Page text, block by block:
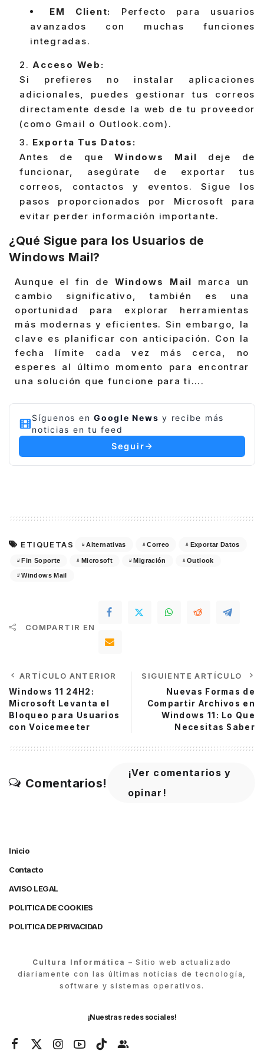
EM Client:
Perfecto para usuarios
avanzados con muchas funciones
integradas.
Acceso Web:
Si prefieres no instalar aplicaciones
adicionales, puedes gestionar tus correos
directamente desde la web de tu proveedor
(como Gmail o Outlook.com).
Exporta Tus Datos:
Antes de queWindows Mail deje de
funcionar, asegúrate de exportar tus
correos, contactos y eventos. Sigue los
pasos proporcionados por Microsoft para
evitar perder información importante.
¿Qué Sigue para los Usuarios de
Windows Mail?
Aunque el fin de Windows Mail marca un
cambio significativo, también es una
oportunidad para explorar herramientas
más modernas y eficientes. Sin embargo, la
clave es planificar con anticipación. Con la
fecha límite cada vez más cerca, no
esperes al último momento para encontrar
una solución que funcione para ti….
Síguenos en Google News y recibe más
noticias en tu feed
Seguir
ETIQUETAS Alternativas Correo Exportar Datos
Fin Soporte Microsoft Migración Outlook
Windows Mail
COMPARTIR EN
ARTÍCULO ANTERIOR
Windows 11 24H2:
Microsoft Levanta el
Bloqueo para Usuarios
con Voicemeeter
SIGUIENTE ARTÍCULO
Nuevas Formas de
Compartir Archivos en
Windows 11: Lo Que
Necesitas Saber
Comentarios!
¡Ver comentarios y
opinar!
Inicio
Contacto
AVISO LEGAL
POLITICA DE COOKIES
POLITICA DE PRIVACIDAD
Cultura Informática – Sitio web actualizado
diariamente con las últimas noticias de tecnología,
software y sistemas operativos.
¡Nuestras redes sociales!